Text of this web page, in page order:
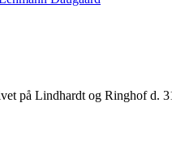
på Lindhardt og Ringhof d.